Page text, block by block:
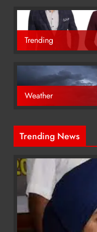
Trending
Weather
Trending News